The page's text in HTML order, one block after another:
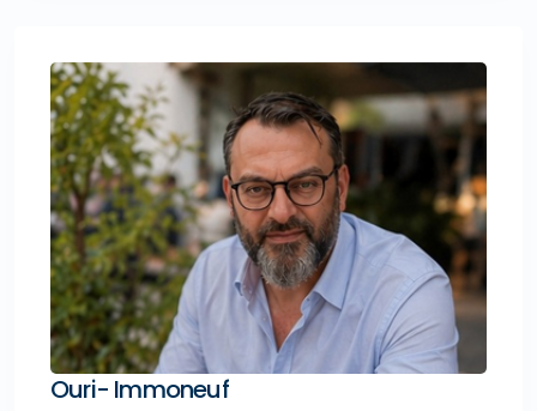
Ouri- Immoneuf